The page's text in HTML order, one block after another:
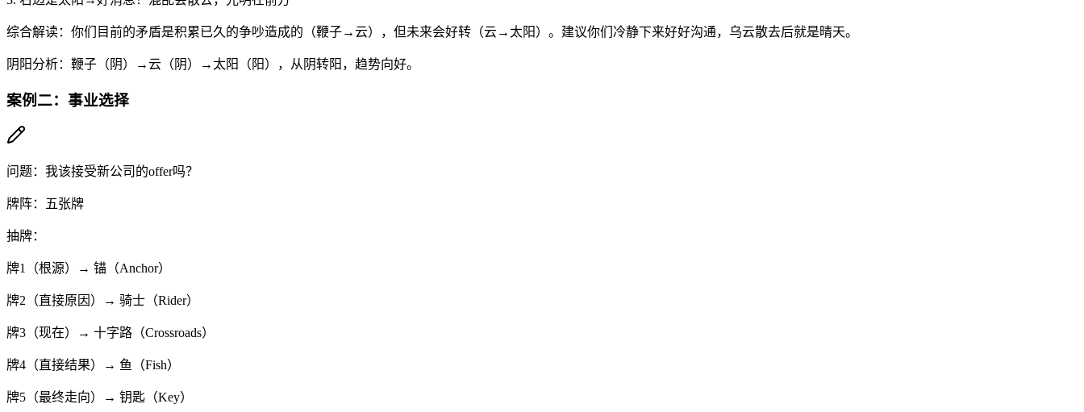
综合解读：你们目前的矛盾是积累已久的争吵造成的（鞭子→云），但未来会好转（云→太阳）。建议你们冷静下来好好沟通，乌云散去后就是晴天。
阴阳分析：鞭子（阴）→云（阴）→太阳（阳），从阴转阳，趋势向好。
案例二：事业选择
问题：我该接受新公司的offer吗？
牌阵：五张牌
抽牌：
牌1（根源）→ 锚（Anchor）
牌2（直接原因）→ 骑士（Rider）
牌3（现在）→ 十字路（Crossroads）
牌4（直接结果）→ 鱼（Fish）
牌5（最终走向）→ 钥匙（Key）